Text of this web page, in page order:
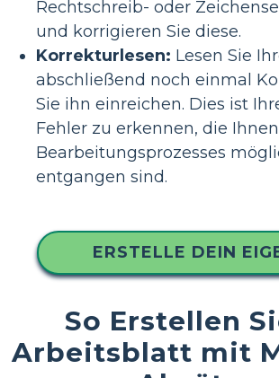
Rechtschreib- oder
und korrigieren Sie diese.
Korrekturlesen: Lesen Sie
abschließend noch einmal
Sie ihn einreichen. Dies ist
Fehler zu erkennen, die
Bearbeitungsprozesses
entgangen sind.
ERSTELLE DEIN
So Erstellen
Arbeitsblatt mit